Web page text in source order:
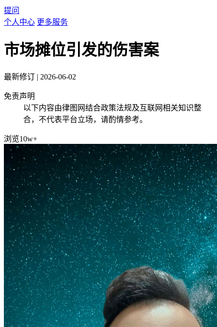
提问
个人中心 更多服务
市场摊位引发的伤害案
最新修订 | 2026-06-02
免责声明
以下内容由律图网结合政策法规及互联网相关知识整
合，不代表平台立场，请酌情参考。
浏览10w+